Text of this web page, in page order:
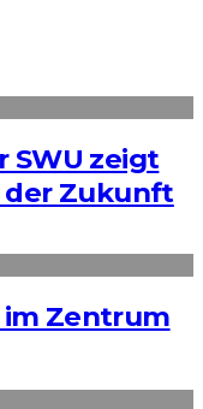
SWU zeigt
der Zukunft
im Zentrum